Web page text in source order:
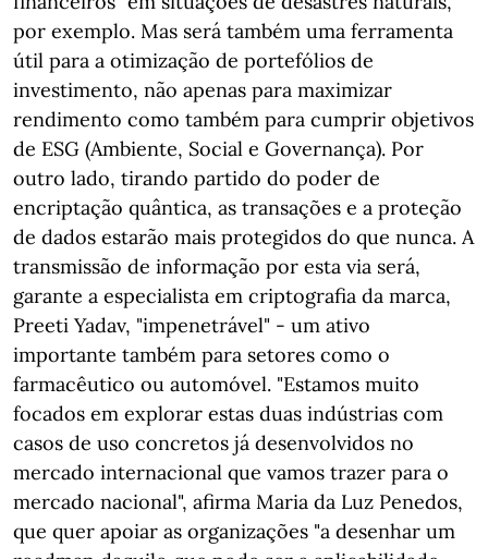
por exemplo. Mas será também uma ferramenta
útil para a otimização de portefólios de
investimento, não apenas para maximizar
rendimento como também para cumprir objetivos
de ESG (Ambiente, Social e Governança). Por
outro lado, tirando partido do poder de
encriptação quântica, as transações e a proteção
de dados estarão mais protegidos do que nunca. A
transmissão de informação por esta via será,
garante a especialista em criptografia da marca,
Preeti Yadav, "impenetrável" - um ativo
importante também para setores como o
farmacêutico ou automóvel. "Estamos muito
focados em explorar estas duas indústrias com
casos de uso concretos já desenvolvidos no
mercado internacional que vamos trazer para o
mercado nacional", afirma Maria da Luz Penedos,
que quer apoiar as organizações "a desenhar um